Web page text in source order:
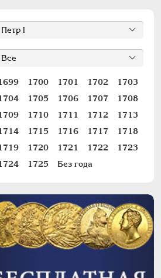
1700 1701 1702
1703
1705 1706 1707
1708
1710 1711 1712
1713
1715 1716 1717
1718
1720 1721 1722
1723
1725 Без года